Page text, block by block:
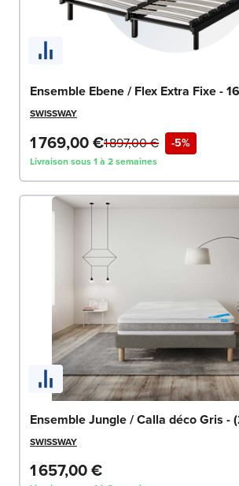
Ensemble Ebene / Flex Extra Fixe -
SWISSWAY
1 769,00 € -5%
1 897,00 €
Livraison sous 1 à 2 semaines
Ensemble Jungle / Calla déco Gris -
SWISSWAY
1 657,00 €